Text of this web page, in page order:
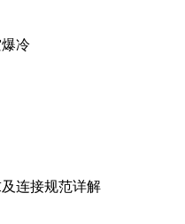
冷
连接规范详解